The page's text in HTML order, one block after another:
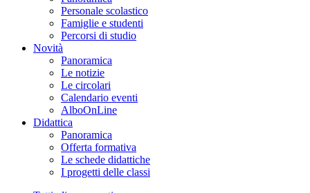
Personale scolastico
Famiglie e studenti
Percorsi di studio
Novità
Panoramica
Le notizie
Le circolari
Calendario eventi
AlboOnLine
Didattica
Panoramica
Offerta formativa
Le schede didattiche
I progetti delle classi